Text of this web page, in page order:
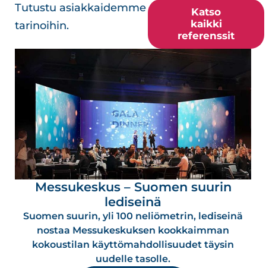
Tutustu asiakkaidemme
tarinoihin.
Katso
kaikki
referenssit
Messukeskus – Suomen suurin
lediseinä
Suomen suurin, yli 100 neliömetrin, lediseinä
nostaa Messukeskuksen kookkaimman
kokoustilan käyttömahdollisuudet täysin
uudelle tasolle.